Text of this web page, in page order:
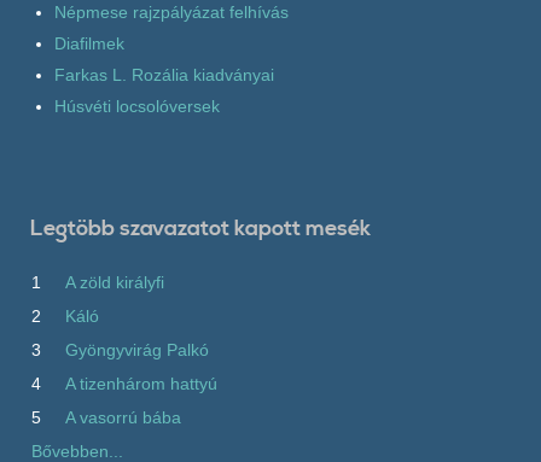
Népmese rajzpályázat felhívás
Diafilmek
Farkas L. Rozália kiadványai
Húsvéti locsolóversek
Legtöbb szavazatot kapott mesék
1
A zöld királyfi
2
Káló
3
Gyöngyvirág Palkó
4
A tizenhárom hattyú
5
A vasorrú bába
Bővebben...